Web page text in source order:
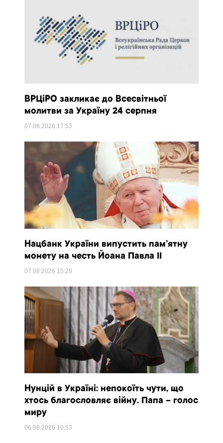
ВРЦіРО закликає до Всесвітньої
молитви за Україну 24 серпня
07.08.2026 17:53
Нацбанк України випустить пам’ятну
монету на честь Йоана Павла II
07.08.2026 15:29
Нунцій в Україні: непокоїть чути, що
хтось благословляє війну. Папа – голос
миру
06.08.2026 10:53